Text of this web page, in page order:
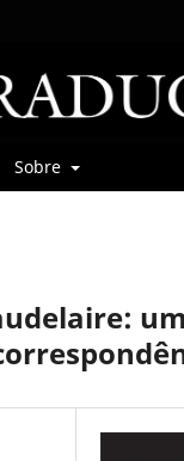
Sobre